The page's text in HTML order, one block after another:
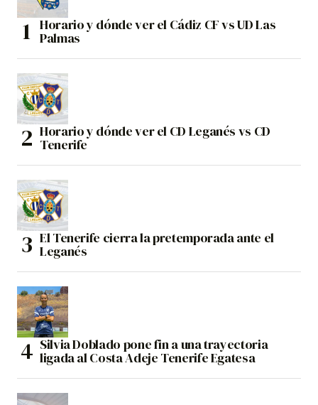
Horario y dónde ver el Cádiz CF vs UD Las
Palmas
Horario y dónde ver el CD Leganés vs CD
Tenerife
El Tenerife cierra la pretemporada ante el
Leganés
Silvia Doblado pone fin a una trayectoria
ligada al Costa Adeje Tenerife Egatesa